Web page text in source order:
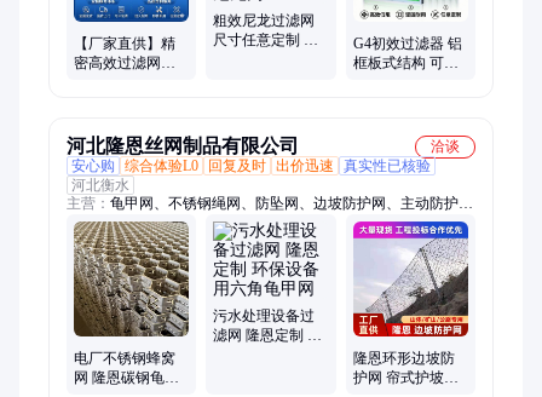
【厂家直供】精
密高效过滤网
粗效尼龙过滤网
尺寸任意定制 空
G4初效过滤器 铝
框板式结构 可清
河北隆恩丝网制品有限公司
洽谈
安心购
综合体验L0 回复及时 出价迅速
真实性已核验
河北衡水
主营： 龟甲网、不锈钢绳网、防坠网、边坡防护网、主动防护
网、被动防护网、六角网
电厂不锈钢蜂窝
网 隆恩碳钢龟甲
污水处理设备过
滤网 隆恩定制 环
隆恩环形边坡防
护网 帘式护坡网